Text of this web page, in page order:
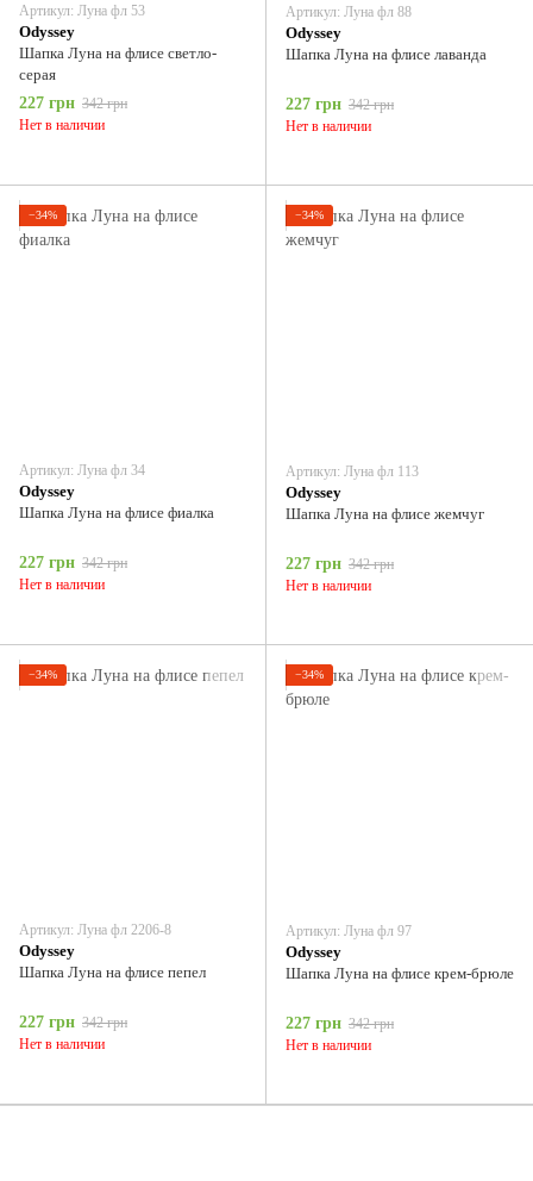
Артикул: Луна фл 53
Odyssey
Шапка Луна на флисе светло-
серая
227 грн 342 грн
Нет в наличии
Артикул: Луна фл 88
Odyssey
Шапка Луна на флисе лаванда
227 грн 342 грн
Нет в наличии
−34%
Артикул: Луна фл 34
Odyssey
Шапка Луна на флисе фиалка
227 грн 342 грн
Нет в наличии
−34%
Артикул: Луна фл 113
Odyssey
Шапка Луна на флисе жемчуг
227 грн 342 грн
Нет в наличии
−34%
Артикул: Луна фл 2206-8
Odyssey
Шапка Луна на флисе пепел
227 грн 342 грн
Нет в наличии
−34%
Артикул: Луна фл 97
Odyssey
Шапка Луна на флисе крем-брюле
227 грн 342 грн
Нет в наличии